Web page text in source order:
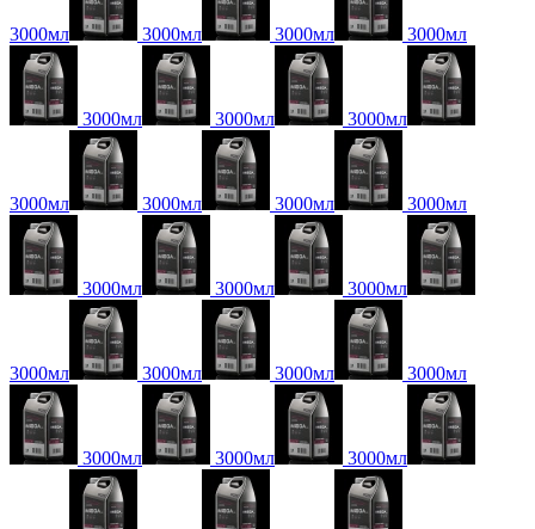
3000мл 3000мл 3000мл 3000мл
3000мл 3000мл 3000мл
3000мл 3000мл 3000мл 3000мл
3000мл 3000мл 3000мл
3000мл 3000мл 3000мл 3000мл
3000мл 3000мл 3000мл